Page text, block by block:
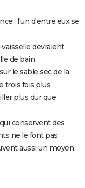
: l'un d'entre eux se
devraient
de bain
le sable sec de la
trois fois plus
plus dur que
conservent des
ne le font pas
aussi un moyen